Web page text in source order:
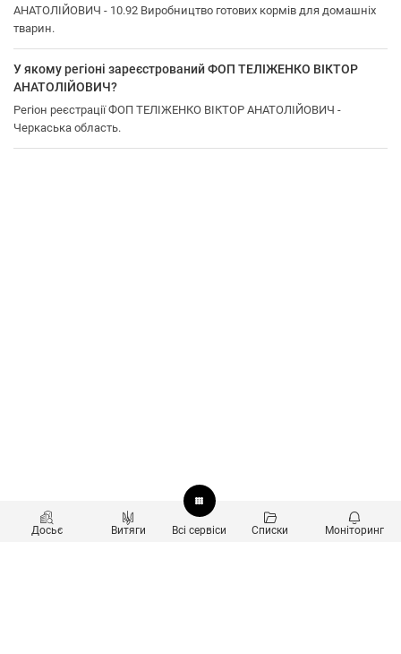
АНАТОЛІЙОВИЧ - 10.92 Виробництво готових кормів для домашніх
тварин.
У якому регіоні зареєстрований ФОП ТЕЛІЖЕНКО ВІКТОР
АНАТОЛІЙОВИЧ?
Регіон реєстрації ФОП ТЕЛІЖЕНКО ВІКТОР АНАТОЛІЙОВИЧ -
Черкаська область.
Досьє Витяги Всі сервіси Списки Моніторинг